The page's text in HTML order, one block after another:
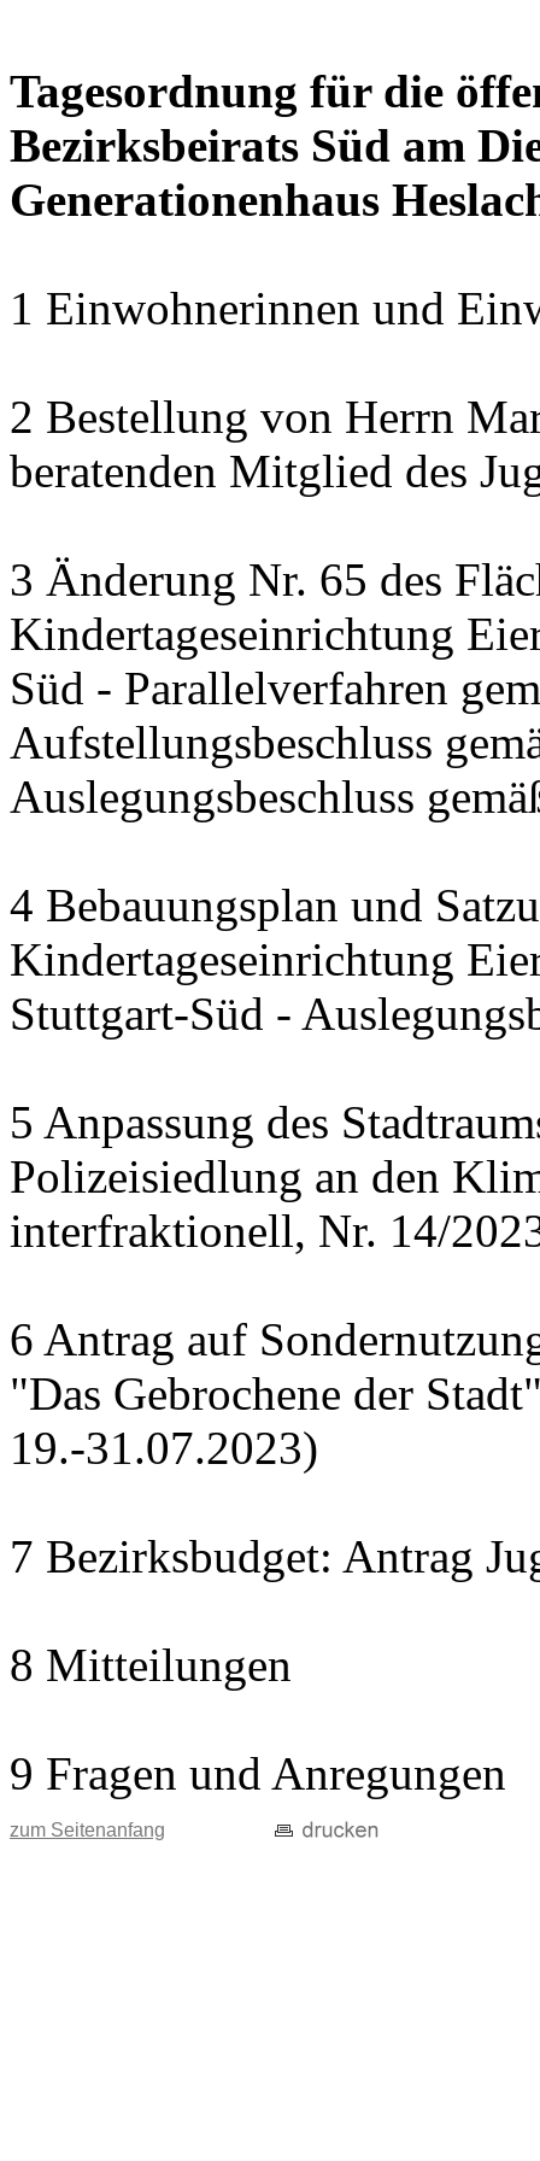
Tagesordnung für die
Bezirksbeirats Süd am
Generationenhaus
1 Einwohnerinnen und
2 Bestellung von Herrn
beratenden Mitglied des
3 Änderung Nr. 65 des
Kindertageseinrichtung
Süd - Parallelverfahren
Aufstellungsbeschluss
Auslegungsbeschluss
4 Bebauungsplan und
Kindertageseinrichtung
Stuttgart-Süd -
5 Anpassung des
Polizeisiedlung an den
interfraktionell, Nr. 14/
6 Antrag auf
"Das Gebrochene der
19.-31.07.2023)
7 Bezirksbudget: Antrag
8 Mitteilungen
9 Fragen und Anregungen
zum Seitenanfang